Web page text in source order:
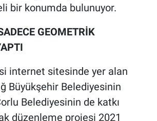
bir konumda bulunuyor.
GEOMETRİK
internet sitesinde yer alan
Büyükşehir Belediyesinin
Belediyesinin de katkı
düzenleme projesi 2021